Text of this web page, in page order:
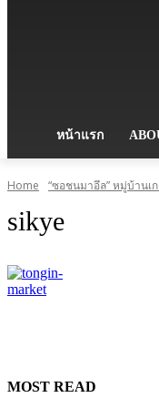
หน้าแรก
Home “ซอชนมาอึล” หมู่บ้านเ
sikye
MOST READ